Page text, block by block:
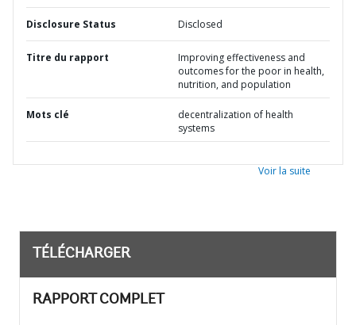
Disclosure Status Disclosed
Titre du rapport
Improving effectiveness and
outcomes for the poor in health,
nutrition, and population
Mots clé
decentralization of health
systems
Voir la suite
TÉLÉCHARGER
RAPPORT COMPLET